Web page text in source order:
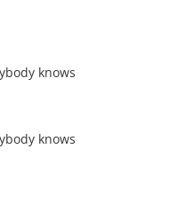
knows
knows